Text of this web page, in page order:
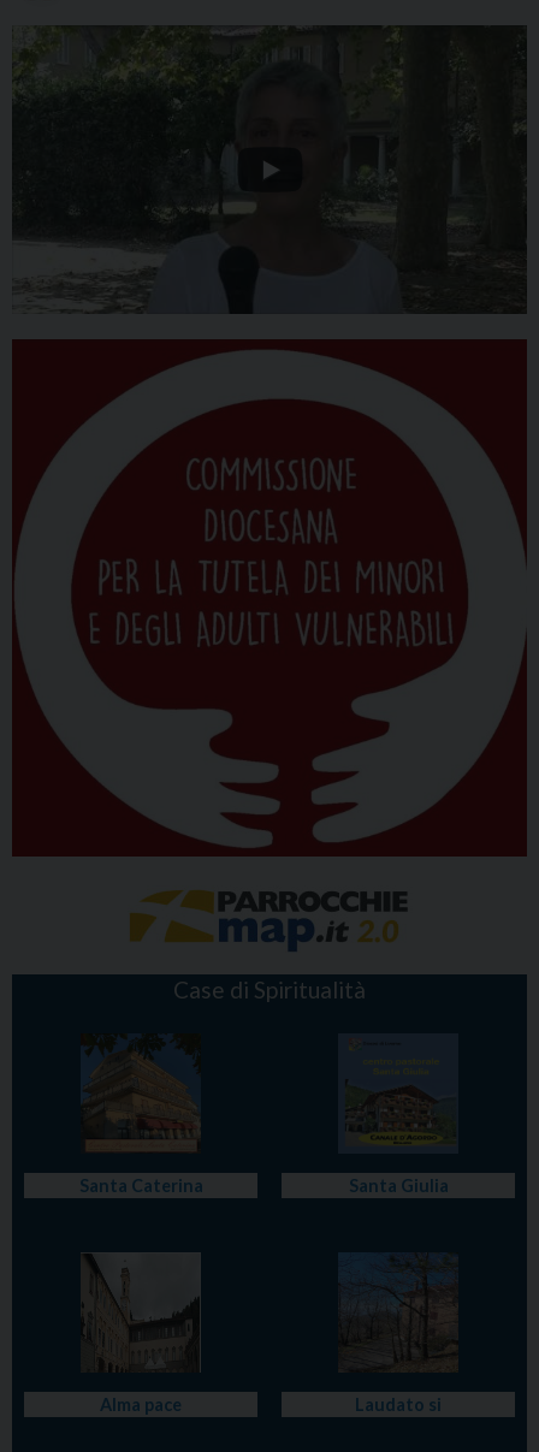
Case di Spiritualità
Santa Caterina Santa Giulia
Alma pace Laudato si